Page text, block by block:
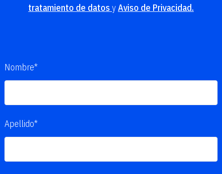
tratamiento de datos yAviso de Privacidad.
Nombre*
Apellido*